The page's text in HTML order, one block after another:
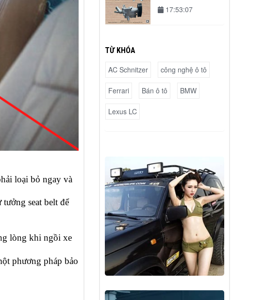
loại bỏ ngay và
seat belt để
lòng khi ngồi xe
phương pháp bảo
17:53:07
TỪ KHÓA
AC Schnitzer công nghệ ô tô
Ferrari Bán ô tô BMW
Lexus LC